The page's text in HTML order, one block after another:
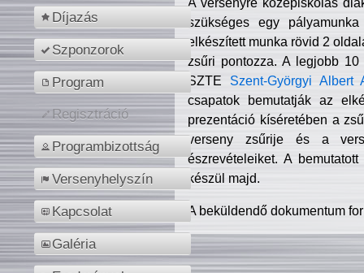
Díjazás
Szponzorok
Program
Regisztráció
Programbizottság
Versenyhelyszín
Kapcsolat
Galéria
szükséges egy
elkészített munka rövid 2
zsűri pontozza. A legjobb
SZTE Szent-Györgyi Albert
csapatok bemutatják az
prezentáció kíséretében a
verseny zsűrije és a
észrevételeiket. A
készül majd.
A beküldendő dokumentum